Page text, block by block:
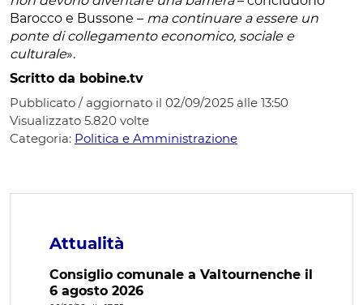
Barocco e Bussone – ma continuare a essere un
ponte di collegamento economico, sociale e
culturale».
Scritto da bobine.tv
Pubblicato / aggiornato il 02/09/2025 alle 13:50
Visualizzato 5.820 volte
Categoria: Politica e Amministrazione
Attualità
Consiglio comunale a Valtournenche il
6 agosto 2026